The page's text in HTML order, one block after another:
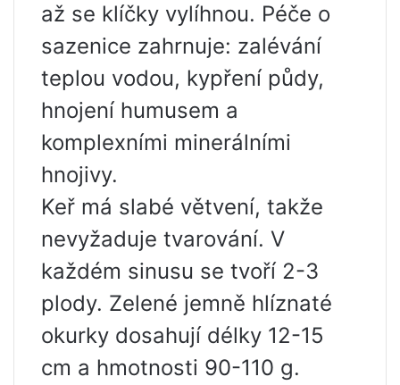
až se klíčky vylíhnou. Péče o
sazenice zahrnuje: zalévání
teplou vodou, kypření půdy,
hnojení humusem a
komplexními minerálními
hnojivy.
Keř má slabé větvení, takže
nevyžaduje tvarování. V
každém sinusu se tvoří 2-3
plody. Zelené jemně hlíznaté
okurky dosahují délky 12-15
cm a hmotnosti 90-110 g.